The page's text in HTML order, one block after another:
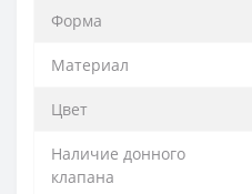
Форма
Материал
Цвет
Наличие донного
клапана